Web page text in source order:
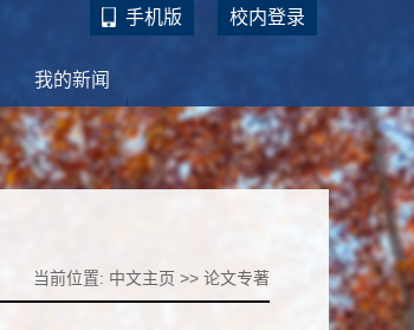
校内登录
手机版
我的新闻
当前位置: 中文主页 >> 论文专著